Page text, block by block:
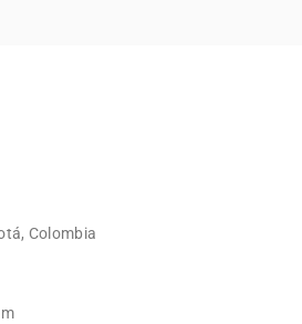
para usar en minutos.
tendrás el control total de la
Colombia